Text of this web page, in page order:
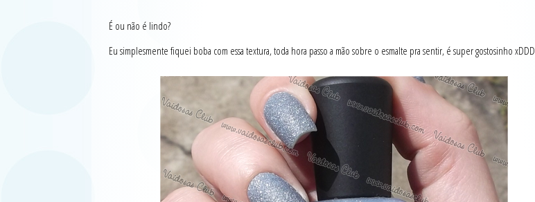
É ou não é lindo?
Eu simplesmente fiquei boba com essa textura, toda hora passo a mão sobre o esmalte pra sentir, é super gostosinho xDDD